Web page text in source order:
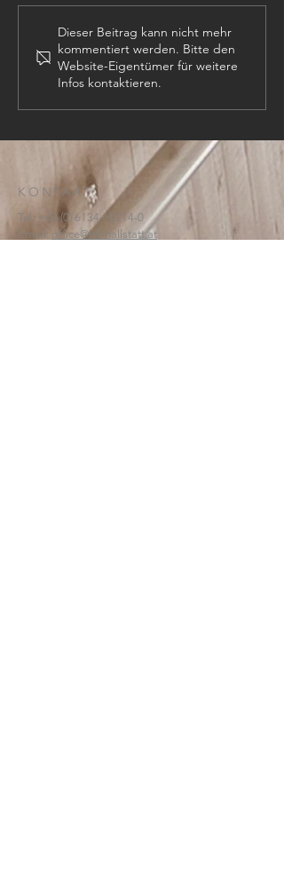
PROJEKTLEITER (m,w,d)
Dieser Beitrag kann nicht mehr
kommentiert werden. Bitte den
Website-Eigentümer für weitere
Infos kontaktieren.
KONTAKT:
Tel: +43 (0) 6134/ 8214-0
Email: office@htl-hallstatt.at